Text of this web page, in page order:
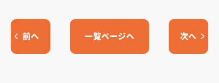
前へ 一覧ページへ 次へ